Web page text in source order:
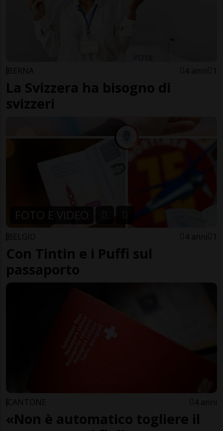
BERNA 4 anni 1
La Svizzera ha bisogno di
svizzeri
FOTO E VIDEO
BELGIO 4 anni 1
Con Tintin e i Puffi sul
passaporto
CANTONE 4 anni
«Non è automatico togliere il